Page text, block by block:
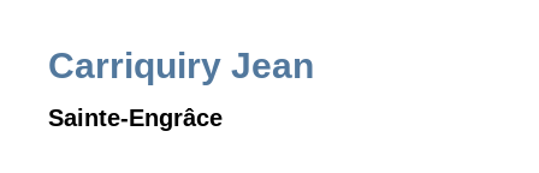
Carriquiry Jean
Sainte-Engrâce